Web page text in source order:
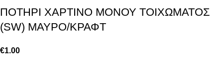
ΠΟΤΗΡΙ ΧΑΡΤΙΝΟ ΜΟΝΟΥ ΤΟΙΧΩΜΑΤΟΣ
(SW) ΜΑΥΡΟ/ΚΡΑΦΤ
€1.00